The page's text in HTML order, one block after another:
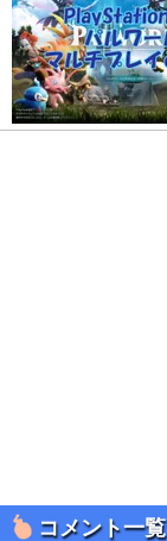
コメント一覧